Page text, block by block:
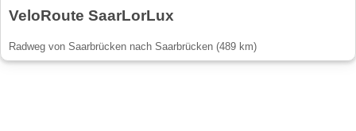
VeloRoute SaarLorLux
Radweg von Saarbrücken nach Saarbrücken (489 km)